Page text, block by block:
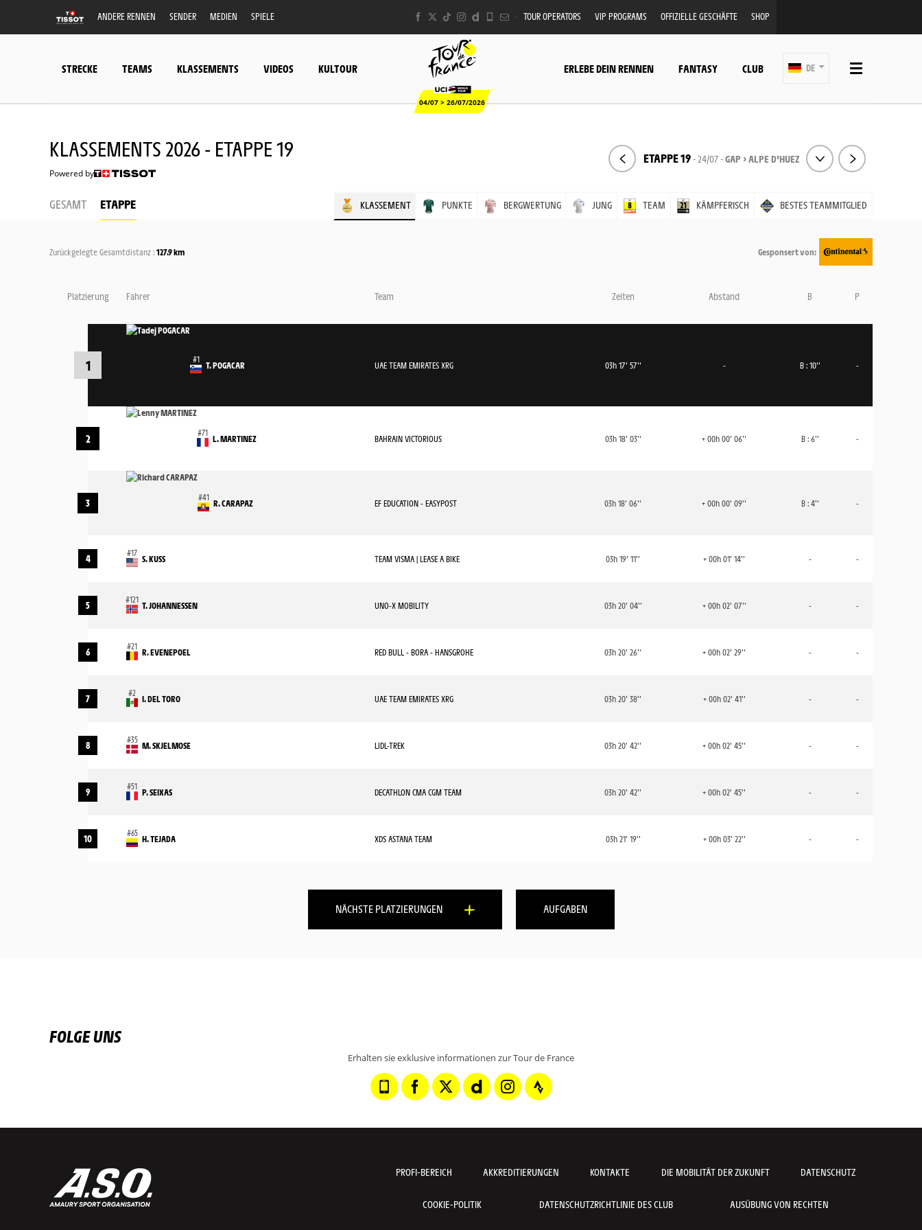
ANDERE RENNEN SENDER MEDIEN SPIELE TOUR OPERATORS VIP PROGRAMS OFFIZIELLE GESCHÄFTE SHOP
STRECKE TEAMS KLASSEMENTS VIDEOS KULTOUR
04/07 > 26/07/2026
ERLEBE DEIN RENNEN FANTASY CLUB DE
KLASSEMENTS 2026 - ETAPPE 19
Powered by
ETAPPE 19- 24/07 -GAP > ALPE D'HUEZ
GESAMT ETAPPE KLASSEMENT PUNKTE BERGWERTUNG JUNG TEAM KÄMPFERISCH BESTES TEAMMITGLIED
Zurückgelegte Gesamtdistanz :127.9 km Gesponsert von:
Platzierung Fahrer Team Zeiten Abstand B P
1 T. POGACAR UAE TEAM EMIRATES XRG 03h 17' 57'' - B : 10'' -
2 L. MARTINEZ BAHRAIN VICTORIOUS 03h 18' 03'' + 00h 00' 06'' B : 6'' -
3 R. CARAPAZ EF EDUCATION - EASYPOST 03h 18' 06'' + 00h 00' 09'' B : 4'' -
4 S. KUSS TEAM VISMA | LEASE A BIKE 03h 19' 11'' + 00h 01' 14'' - -
5 T. JOHANNESSEN UNO-X MOBILITY 03h 20' 04'' + 00h 02' 07'' - -
6 R. EVENEPOEL RED BULL - BORA - HANSGROHE 03h 20' 26'' + 00h 02' 29'' - -
7 I. DEL TORO UAE TEAM EMIRATES XRG 03h 20' 38'' + 00h 02' 41'' - -
8 M. SKJELMOSE LIDL-TREK 03h 20' 42'' + 00h 02' 45'' - -
9 P. SEIXAS DECATHLON CMA CGM TEAM 03h 20' 42'' + 00h 02' 45'' - -
10 H. TEJADA XDS ASTANA TEAM 03h 21' 19'' + 00h 03' 22'' - -
NÄCHSTE PLATZIERUNGEN AUFGABEN
FOLGE UNS
Erhalten sie exklusive informationen zur Tour de France
PROFI-BEREICH AKKREDITIERUNGEN KONTAKTE DIE MOBILITÄT DER ZUKUNFT DATENSCHUTZ
COOKIE-POLITIK DATENSCHUTZRICHTLINIE DES CLUB AUSÜBUNG VON RECHTEN